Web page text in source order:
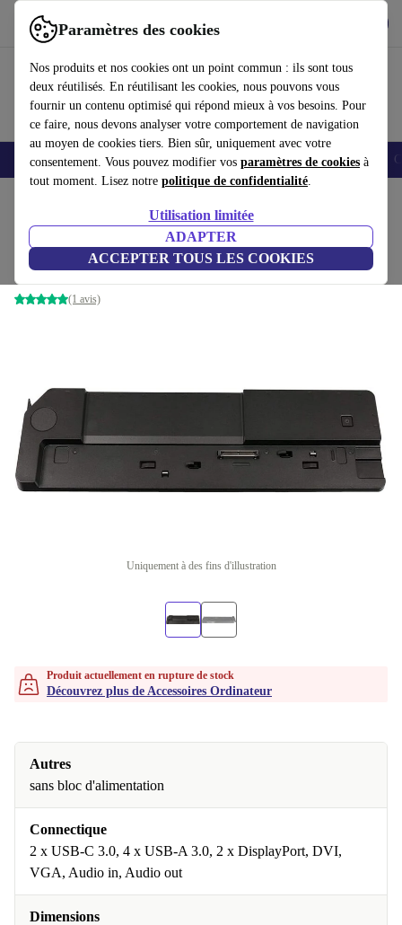
Paramètres des cookies
Nos produits et nos cookies ont un point commun : ils sont tous
deux réutilisés. En réutilisant les cookies, nous pouvons vous
fournir un contenu optimisé qui répond mieux à vos besoins. Pour
ce faire, nous devons analyser votre comportement de navigation
au moyen de cookies tiers. Bien sûr, uniquement avec votre
consentement. Vous pouvez modifier vos paramètres de cookies à
tout moment. Lisez notre politique de confidentialité.
Utilisation limitée
ADAPTER
ACCEPTER TOUS LES COOKIES
Utilisez refurbed rapidement et facilement
Smartphones Laptops Tablettes Montres connectées Accessoires
Fujitsu NPR46
Sans adaptateur secteur
(1 avis)
Uniquement à des fins d'illustration
Produit actuellement en rupture de stock
Découvrez plus de Accessoires Ordinateur
Autres
sans bloc d'alimentation
Connectique
2 x USB-C 3.0, 4 x USB-A 3.0, 2 x DisplayPort, DVI,
VGA, Audio in, Audio out
Dimensions